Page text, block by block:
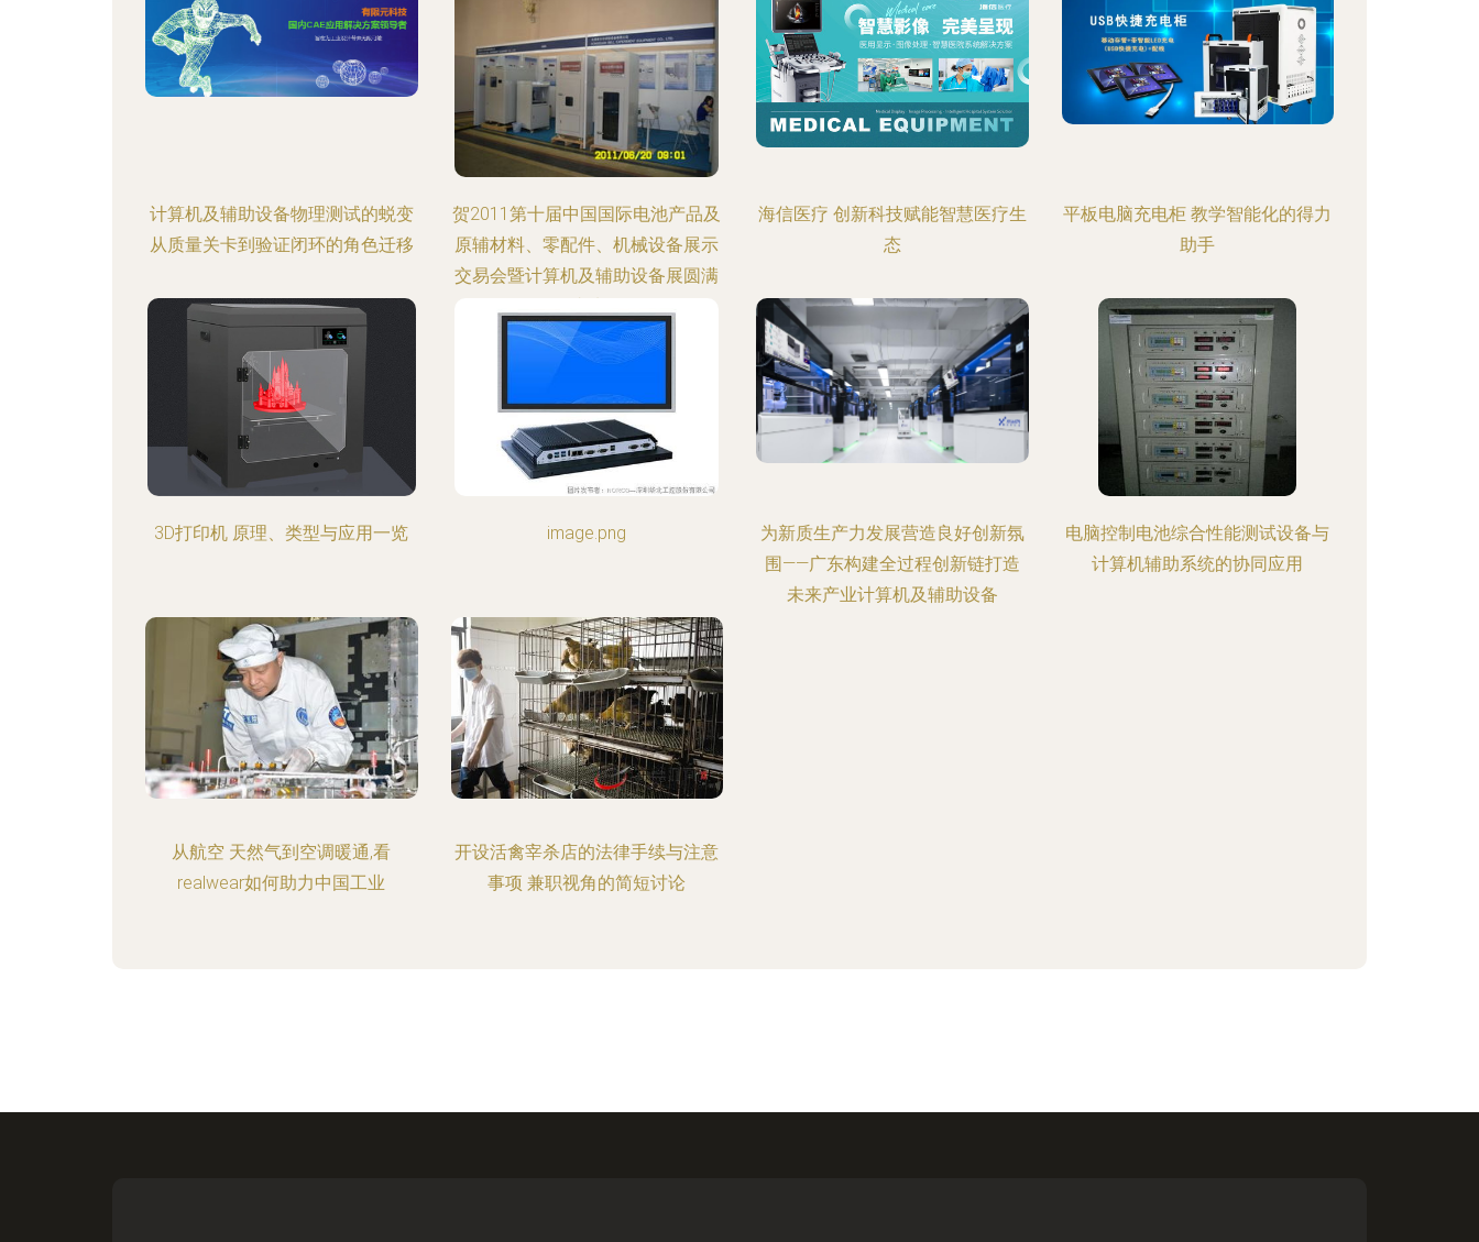
计算机及辅助设备物理测试的蜕变
从质量关卡到验证闭环的角色迁移
贺2011第十届中国国际电池产品及
原辅材料、零配件、机械设备展示
交易会暨计算机及辅助设备展圆满
海信医疗 创新科技赋能智慧医疗生
态
平板电脑充电柜 教学智能化的得力
助手
3D打印机 原理、类型与应用一览 image.png
为新质生产力发展营造良好创新氛
围——广东构建全过程创新链打造
未来产业计算机及辅助设备
电脑控制电池综合性能测试设备与
计算机辅助系统的协同应用
从航空 天然气到空调暖通,看
realwear如何助力中国工业
开设活禽宰杀店的法律手续与注意
事项 兼职视角的简短讨论